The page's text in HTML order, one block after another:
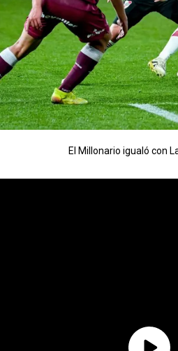
El Millonario igualó con